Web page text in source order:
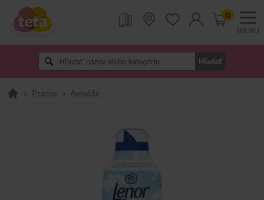
MENU
Hľadať
0
> Pranie > Aviváže